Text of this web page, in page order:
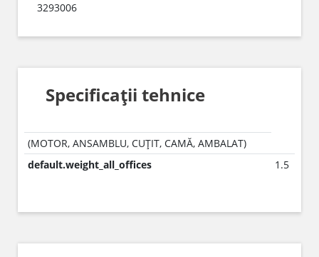
3293006
Specificații tehnice
(MOTOR, ANSAMBLU, CUȚIT, CAMĂ, AMBALAT)
default.weight_all_offices
1.5